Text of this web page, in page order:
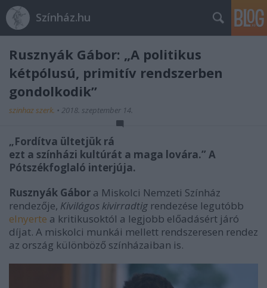
Színház.hu
Rusznyák Gábor: „A politikus
kétpólusú, primitív rendszerben
gondolkodik”
szinhaz szerk. • 2018. szeptember 14.
„Fordítva ültetjük rá
ezt a színházi kultúrát a maga lovára.” A
Pótszékfoglaló interjúja.
Rusznyák Gábor a Miskolci Nemzeti Színház
rendezője, Kivilágos kivirradtig rendezése legutóbb
elnyerte a kritikusoktól a legjobb előadásért járó
díjat. A miskolci munkái mellett rendszeresen rendez
az ország különböző színházaiban is.